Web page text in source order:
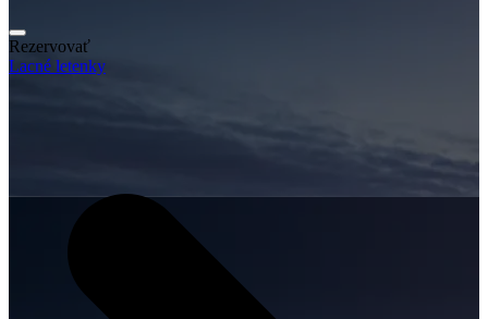
Rezervovať
Lacné letenky